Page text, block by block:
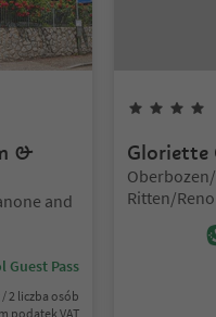
&
and
Guest Pass
2 liczba osób
podatek VAT
Gloriette
Lokalizacja:
Ritten/